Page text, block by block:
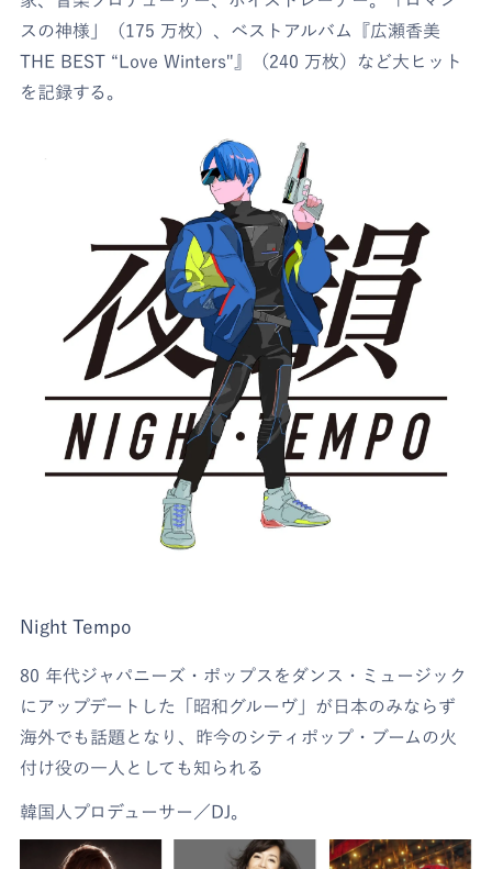
スの神様」（175 万枚）、ベストアルバム『広瀬香美
THE BEST “Love Winters"』（240 万枚）など大ヒット
を記録する。
Night Tempo
80 年代ジャパニーズ・ポップスをダンス・ミュージック
にアップデートした「昭和グルーヴ」が日本のみならず
海外でも話題となり、昨今のシティポップ・ブームの火
付け役の一人としても知られる
韓国人プロデューサー／DJ。